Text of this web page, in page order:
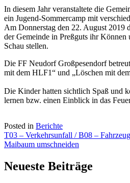
In diesem Jahr veranstaltete die
ein Jugend-Sommercamp mit
Am Donnerstag den 22. August 2019
der Gemeinde in Preßguts ihr Können
Schau stellen.
Die FF Neudorf Großpesendorf
mit dem HLF1“ und „Löschen mit
Die Kinder hatten sichtlich Spaß und
lernen bzw. einen Einblick in das
Posted in Berichte
Beitragsnavigation
T03 – Verkehrsunfall / B08 –
Maibaum umschneiden
Neueste Beiträge